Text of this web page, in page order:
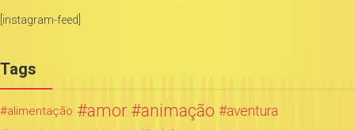
[instagram-feed]
Tags
alimentação amor animação aventura